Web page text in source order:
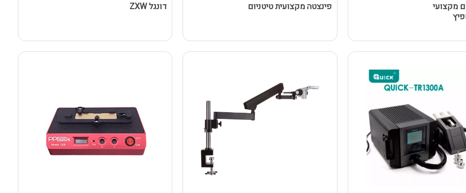
מקצועי
פינצטה מקצועית טיטניום דונגל ZXW